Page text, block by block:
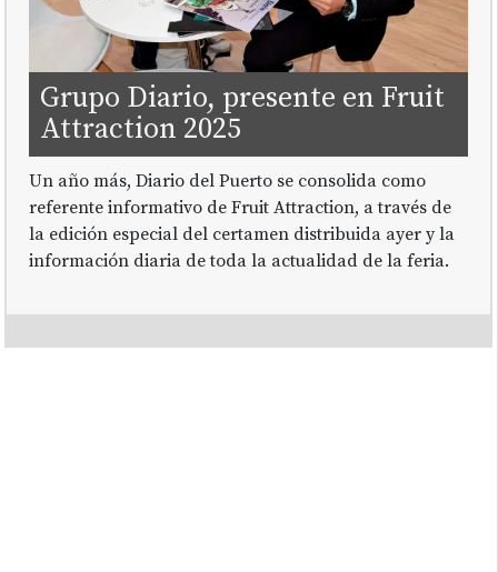
Grupo Diario, presente en Fruit
Attraction 2025
Un año más, Diario del Puerto se consolida como
referente informativo de Fruit Attraction, a través de
la edición especial del certamen distribuida ayer y la
información diaria de toda la actualidad de la feria.